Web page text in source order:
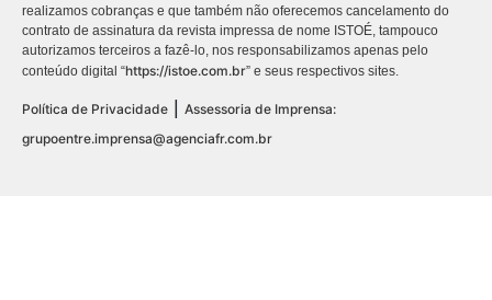
realizamos cobranças e que também não oferecemos cancelamento do
contrato de assinatura da revista impressa de nome ISTOÉ, tampouco
autorizamos terceiros a fazê-lo, nos responsabilizamos apenas pelo
conteúdo digital “https://istoe.com.br” e seus respectivos sites.
Política de Privacidade
Assessoria de Imprensa:
grupoentre.imprensa@agenciafr.com.br